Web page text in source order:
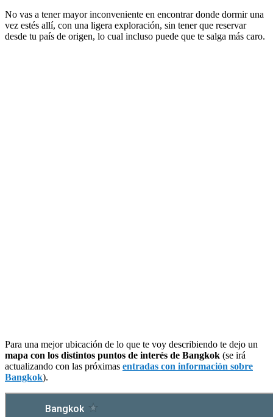
No vas a tener mayor inconveniente en encontrar donde dormir una
vez estés allí, con una ligera exploración, sin tener que reservar
desde tu país de origen, lo cual incluso puede que te salga más caro.
Para una mejor ubicación de lo que te voy describiendo te dejo un
mapa con los distintos puntos de interés de Bangkok (se irá
actualizando con las próximas entradas con información sobre
Bangkok).